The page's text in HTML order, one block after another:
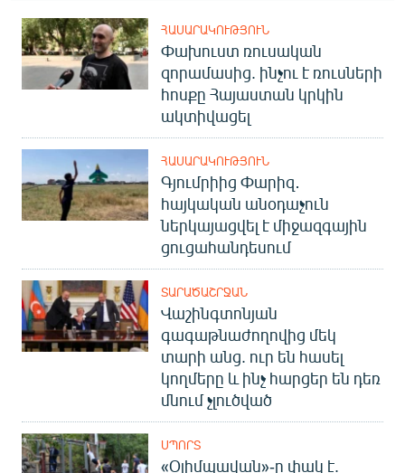
English
Русский
«Ազատության» բոլոր կայքերը
ՀԱՍԱՐԱԿՈՒԹՅՈՒՆ
Փախուստ ռուսական
զորամասից. ինչու է ռուսների
հոսքը Հայաստան կրկին
ակտիվացել
ՀԱՍԱՐԱԿՈՒԹՅՈՒՆ
Գյումրիից Փարիզ․
հայկական անօդաչուն
ներկայացվել է միջազգային
ցուցահանդեսում
ՏԱՐԱԾԱՇՐՋԱՆ
Վաշինգտոնյան
գագաթնաժողովից մեկ
տարի անց. ուր են հասել
կողմերը և ինչ հարցեր են դեռ
մնում չլուծված
ՍՊՈՐՏ
«Օլիմպավան»-ը փակ է.